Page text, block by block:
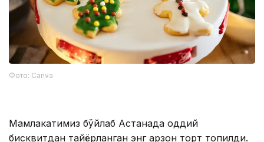
Фото: Canva
Мамлакатимиз бўйлаб Астанада оддий
бисквитдан тайёрланган энг арзон торт топилди.